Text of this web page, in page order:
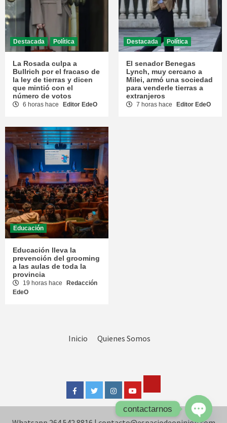
Destacada Política
La Rosada culpa a
Bullrich por el fracaso de
la ley de tierras y dicen
que mintió con el
número de votos
6 horas hace Editor EdeO
Destacada Política
El senador Benegas
Lynch, muy cercano a
Milei, armó una sociedad
para venderle tierras a
extranjeros
7 horas hace Editor EdeO
Educación
Educación lleva la
prevención del grooming
a las aulas de toda la
provincia
19 horas hace
Redacción
EdeO
Inicio Quienes Somos
FacebookTwitterInstagramYoutube
Tok
contactarnos